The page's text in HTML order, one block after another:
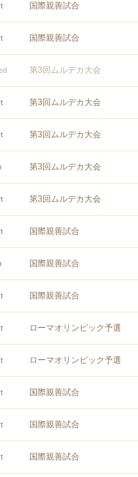
国際親善試合
国際親善試合
第3回ムルデカ大会
第3回ムルデカ大会
第3回ムルデカ大会
第3回ムルデカ大会
第3回ムルデカ大会
国際親善試合
国際親善試合
国際親善試合
ローマオリンピック予選
ローマオリンピック予選
国際親善試合
国際親善試合
国際親善試合